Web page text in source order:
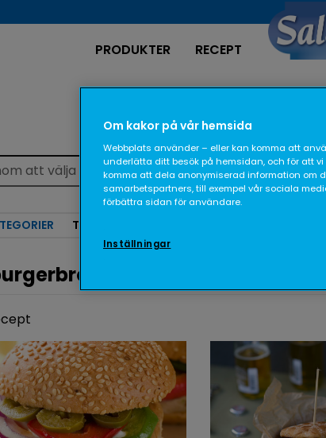
PRODUKTER RECEPT
TEMAN
Om kakor på vår hemsida
Webbplats använder – eller kan komma att
underlätta ditt besök på hemsidan, och för att
komma att dela anonymiserad information om
samarbetspartners, till exempel vår sociala
förbättra sidan för användare.
Inställningar